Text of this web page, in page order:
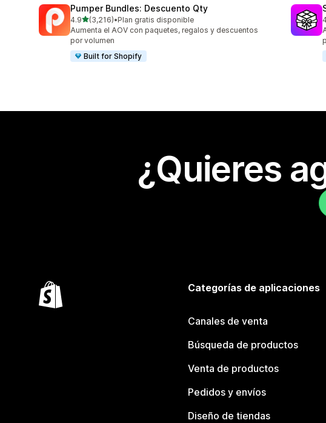
Pumper Bundles: Descuento Qty
4.9de 5 estrellas
(3,216)
3216 reseñas en total
•Plan gratis disponible
Aumenta el AOV con paquetes, regalos y descuentos
por volumen
Built for Shopify
¿Quieres
Categorías de aplicaciones
Canales de venta
Búsqueda de productos
Venta de productos
Pedidos y envíos
Diseño de tiendas